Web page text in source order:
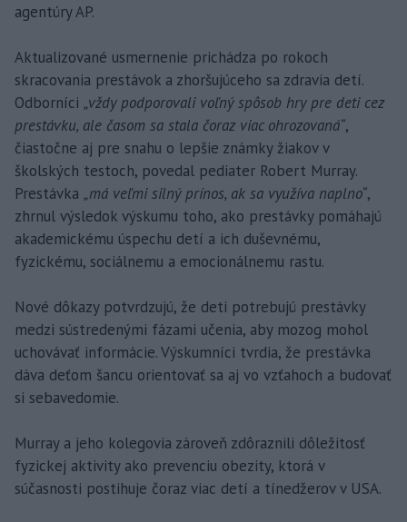
agentúry AP.
Aktualizované usmernenie prichádza po rokoch
skracovania prestávok a zhoršujúceho sa zdravia detí.
Odborníci „vždy podporovali voľný spôsob hry pre deti cez
prestávku, ale časom sa stala čoraz viac ohrozovaná“,
čiastočne aj pre snahu o lepšie známky žiakov v
školských testoch, povedal pediater Robert Murray.
Prestávka „má veľmi silný prínos, ak sa využíva naplno“,
zhrnul výsledok výskumu toho, ako prestávky pomáhajú
akademickému úspechu detí a ich duševnému,
fyzickému, sociálnemu a emocionálnemu rastu.
Nové dôkazy potvrdzujú, že deti potrebujú prestávky
medzi sústredenými fázami učenia, aby mozog mohol
uchovávať informácie. Výskumníci tvrdia, že prestávka
dáva deťom šancu orientovať sa aj vo vzťahoch a budovať
si sebavedomie.
Murray a jeho kolegovia zároveň zdôraznili dôležitosť
fyzickej aktivity ako prevenciu obezity, ktorá v
súčasnosti postihuje čoraz viac detí a tínedžerov v USA.